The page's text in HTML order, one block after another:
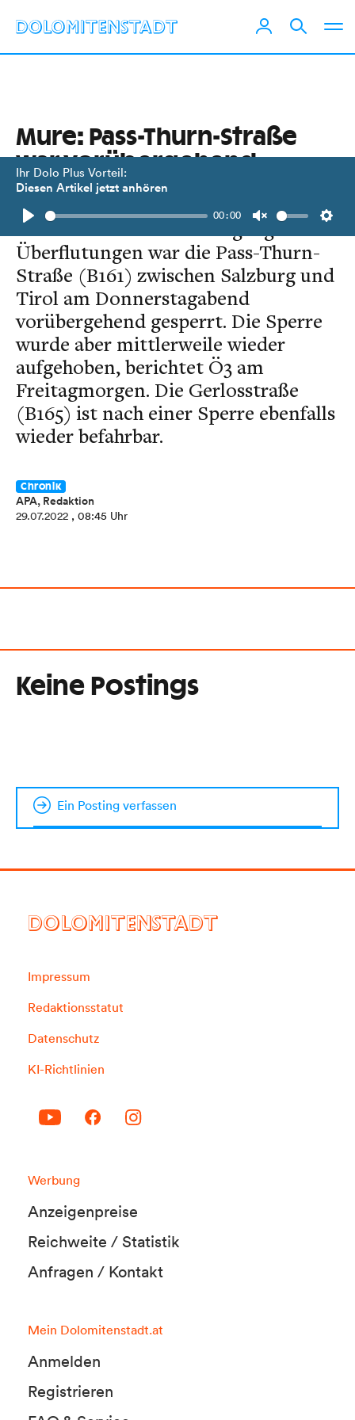
Ihr Dolo Plus Vorteil:
Diesen Artikel jetzt anhören
Play
00:00
Unmute
Mure: Pass-Thurn-Straße
war vorübergehend
gesperrt
Nach mehreren Murenabgängen und
Überflutungen war die Pass-Thurn-
Straße (B161) zwischen Salzburg und
Tirol am Donnerstagabend
vorübergehend gesperrt. Die Sperre
wurde aber mittlerweile wieder
aufgehoben, berichtet Ö3 am
Freitagmorgen. Die Gerlosstraße
(B165) ist nach einer Sperre ebenfalls
wieder befahrbar.
Chronik
APA, Redaktion
29.07.2022 , 08:45 Uhr
Keine Postings
Ein Posting verfassen
DOLOMITENSTADT
Impressum
Redaktionsstatut
Datenschutz
KI-Richtlinien
Werbung
Anzeigenpreise
Reichweite / Statistik
Anfragen / Kontakt
Mein Dolomitenstadt.at
Anmelden
Registrieren